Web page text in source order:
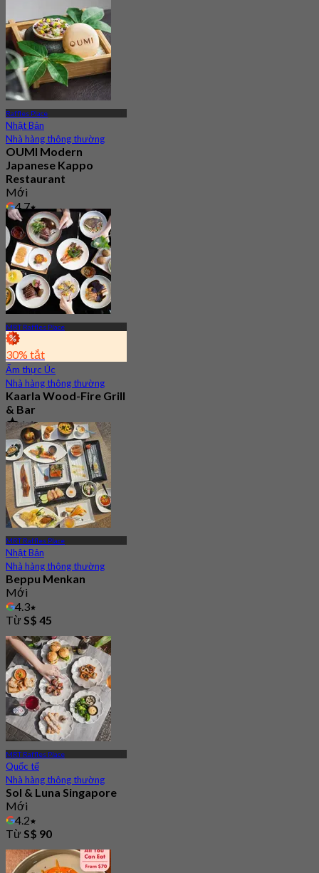
Raffles Place
Nhật Bản
Nhà hàng thông thường
OUMI Modern
Japanese Kappo
Restaurant
Mới
4.7
Từ S$ 120
MRT Raffles Place
30% tắt
Ẩm thực Úc
Nhà hàng thông thường
Kaarla Wood-Fire Grill
& Bar
4.4
151 Đã đặt chỗ
TừS$ 66.33
MRT Raffles Place
Nhật Bản
Nhà hàng thông thường
Beppu Menkan
Mới
4.3
Từ S$ 45
MRT Raffles Place
Quốc tế
Nhà hàng thông thường
Sol & Luna Singapore
Mới
4.2
Từ S$ 90